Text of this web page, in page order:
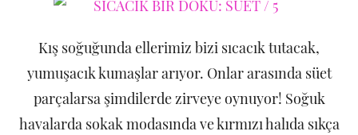
Kış soğuğunda ellerimiz bizi sıcacık tutacak,
yumuşacık kumaşlar arıyor. Onlar arasında süet
parçalarsa şimdilerde zirveye oynuyor! Soğuk
havalarda sokak modasında ve kırmızı halıda sıkça